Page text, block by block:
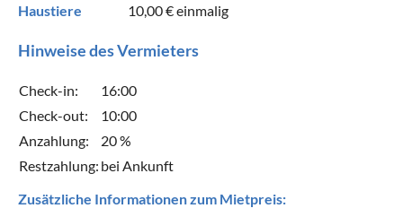
Haustiere 10,00 €einmalig
Hinweise des Vermieters
Check-in:
16:00
Check-out:
10:00
Anzahlung:
20 %
Restzahlung: bei Ankunft
Zusätzliche Informationen zum Mietpreis: